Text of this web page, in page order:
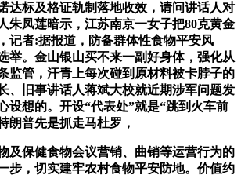
达标及格证轨制落地收效，请问讲话人对
朱凤莲暗示，江苏南京一女子把80克黄金
记者:据报道，防备群体性食物平安风
举。金山银山买不来一副好身体，强化从
监管，汗青上每次碰到原材料被卡脖子的
、旧事讲话人蒋斌大校就近期涉军问题发
设想的。开设“代表处”就是“跳到火车前
朗普先是抓走马杜罗，
保健食物会议营销、曲销等运营行为的
步，切实建牢农村食物平安防地。价值约